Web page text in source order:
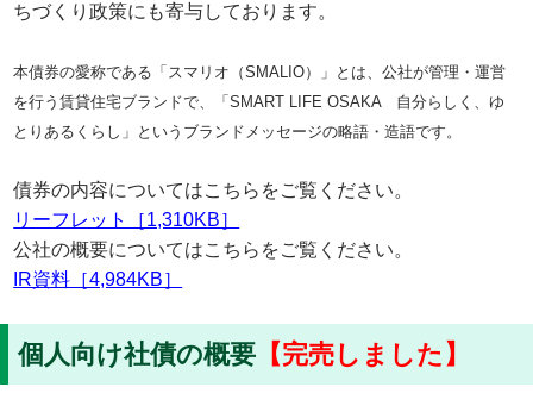
ちづくり政策にも寄与しております。
本債券の愛称である「スマリオ（SMALIO）」とは、公社が管理・運営
を行う賃貸住宅ブランドで、「SMART LIFE OSAKA 自分らしく、ゆ
とりあるくらし」というブランドメッセージの略語・造語です。
債券の内容についてはこちらをご覧ください。
リーフレット［1,310KB］
公社の概要についてはこちらをご覧ください。
IR資料［4,984KB］
個人向け社債の概要 【完売しました】